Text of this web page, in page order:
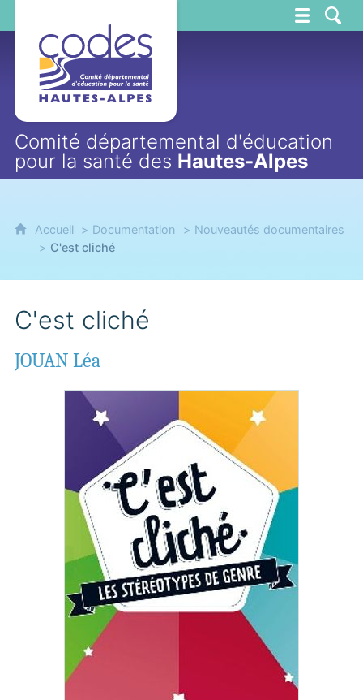
Comité départemental d'éducation
pour la santé des Hautes-Alpes
Accueil Documentation
Nouveautés documentaires
C'est cliché
C'est cliché
JOUAN Léa